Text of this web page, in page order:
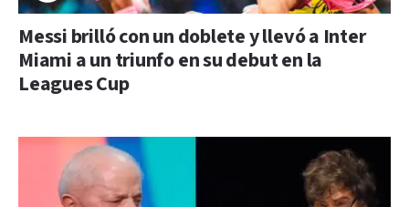
Messi brilló con un doblete y llevó a Inter
Miami a un triunfo en su debut en la
Leagues Cup